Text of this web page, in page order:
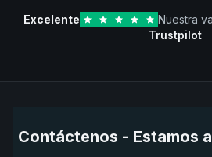
Excelente Nuestra
Trustpilot
Contáctenos - Estamos